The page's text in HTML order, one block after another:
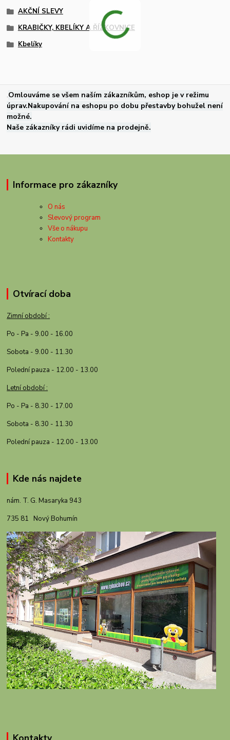
AKČNÍ SLEVY
KRABIČKY, KBELÍKY A ŘÍZKOVNICE
Kbelíky
.Omlouváme se všem naším zákazníkům, eshop je v režimu
úprav.Nakupování na eshopu po dobu přestavby bohužel není
možné.
Naše zákazníky rádi uvidíme na prodejně.
Informace pro zákazníky
O nás
Slevový program
Vše o nákupu
Kontakty
Otvírací doba
Zimní období :
Po - Pa - 9.00 - 16.00
Sobota - 9.00 - 11.30
Polední pauza - 12.00 - 13.00
Letní období :
Po - Pa - 8.30 - 17.00
Sobota - 8.30 - 11.30
Polední pauza - 12.00 - 13.00
Kde nás najdete
nám. T. G. Masaryka 943
735 81 Nový Bohumín